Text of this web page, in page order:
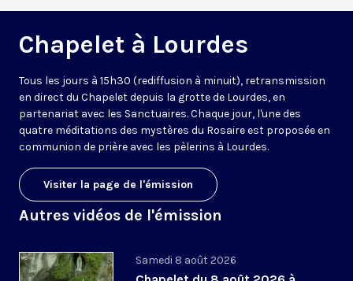
Chapelet à Lourdes
Tous les jours à 15h30 (rediffusion à minuit), retransmission
en direct du Chapelet depuis la grotte de Lourdes, en
partenariat avec les Sanctuaires. Chaque jour, l'une des
quatre méditations des mystères du Rosaire est proposée en
communion de prière avec les pèlerins à Lourdes.
Visiter la page de l'émission
Autres vidéos de l'émission
Samedi 8 août 2026